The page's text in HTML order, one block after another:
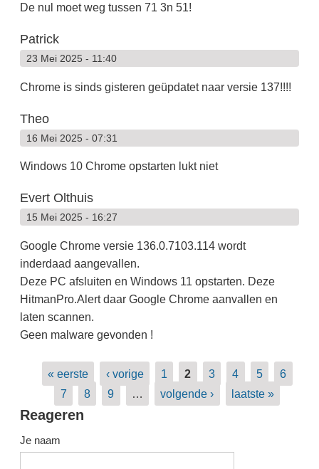
De nul moet weg tussen 71 3n 51!
Patrick
23 Mei 2025 - 11:40
Chrome is sinds gisteren geüpdatet naar versie 137!!!!
Theo
16 Mei 2025 - 07:31
Windows 10 Chrome opstarten lukt niet
Evert Olthuis
15 Mei 2025 - 16:27
Google Chrome versie 136.0.7103.114 wordt
inderdaad aangevallen.
Deze PC afsluiten en Windows 11 opstarten. Deze
HitmanPro.Alert daar Google Chrome aanvallen en
laten scannen.
Geen malware gevonden !
Pagina's
« eerste ‹ vorige 1 2 3 4 5
6
7
8 9 … volgende › laatste »
Reageren
Je naam